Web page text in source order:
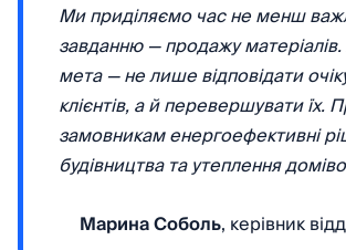
Ми приділяємо час не менш
завданню — продажу
мета — не лише відповідати
клієнтів, а й перевершувати їх.
замовникам енергоефективні
будівництва та утеплення
Марина Соболь, керівник